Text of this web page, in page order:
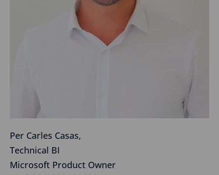
Per Carles Casas,
Technical BI
Microsoft Product Owner